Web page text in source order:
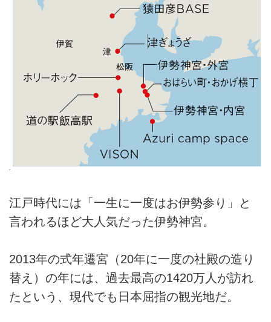
江戸時代には「一生に一度はお伊勢参り」と
言われるほど大人気だった伊勢神宮。
2013年の式年遷宮（20年に一度の社殿の造り
替え）の年には、過去最高の1420万人が訪れ
たという、現代でも日本屈指の観光地だ。